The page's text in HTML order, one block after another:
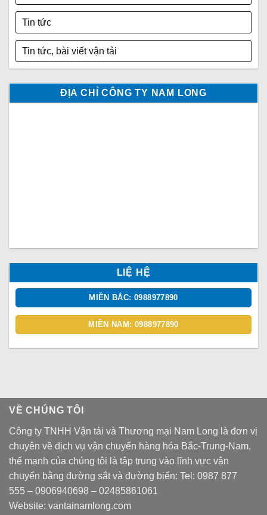
Tin tức
Tin tức, bài viết vận tải
ĐỊA CHỈ CÔNG TY NAM LONG
LIỆ HỆ
MIỀN BẮC: 0988977890
MIỀN NAM: 0988977890
VỀ CHÚNG TÔI
Công ty TNHH Vận tải và Thương mại Nam Long là đơn vị
chuyên về dịch vụ vận chuyển hàng hóa Bắc-Trung-Nam,
thế mạnh của chúng tôi là tập trung vào lĩnh vực vận
chuyển bằng đường sắt và đường biển: Tel: 0987 877
555 – 0906940698 – 02485861061
Website: vantainamlong.com